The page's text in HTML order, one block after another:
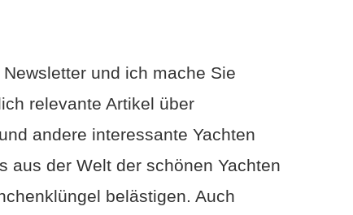
und ich mache Sie
relevante Artikel über
andere interessante Yachten
aus der Welt der schönen Yachten
belästigen. Auch